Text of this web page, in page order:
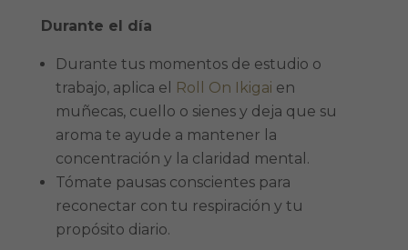
Durante el día
Durante tus momentos de estudio o
trabajo, aplica el
Roll On Ikigai en
muñecas, cuello o sienes y deja que su
aroma te ayude a mantener la
concentración y la claridad mental.
Tómate pausas conscientes para
reconectar con tu respiración y tu
propósito diario.